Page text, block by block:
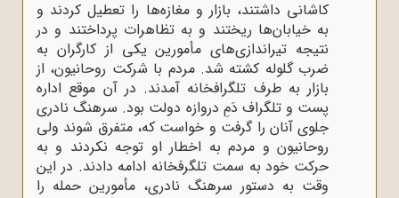
کاشانی داشتند، بازار و مغازه‌ها را تعطیل کردند و
به خیابان‌ها ریختند و به تظاهرات پرداختند و در
نتیجه تیراندازی‌های مأمورین یکی از کارگران به
ضرب گلوله کشته شد. مردم با شرکت روحانیون، از
بازار به طرف تلگرافخانه آمدند. در آن موقع اداره
پست و تلگراف دَمِ دروازه دولت بود. سرهنگ نادری
جلوی آنان را گرفت و خواست که، متفرق شوند ولی
روحانیون و مردم به اخطار او توجه نکردند و به
حرکت خود به سمت تلگرفخانه ادامه دادند. در این
وقت به دستور سرهنگ نادری، مأمورین حمله را